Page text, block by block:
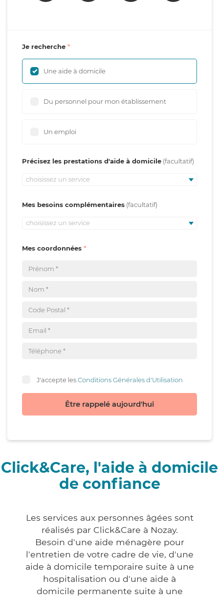
Je recherche
Une aide à domicile
Du personnel pour mon établissement
Un emploi
Précisez les prestations d'aide à domicile
choisissez un service
Mes besoins complémentaires
choisissez un service
Mes coordonnées
J'accepte lesConditions Générales d'Utilisation
Être rappelé aujourd'hui
Click&Care, l'aide à domicile
de confiance
Les services aux personnes âgées sont
réalisés par Click&Care à Nozay.
Besoin d'une aide ménagère pour
l'entretien de votre cadre de vie, d'une
aide à domicile temporaire suite à une
hospitalisation ou d'une aide à
domicile permanente suite à une